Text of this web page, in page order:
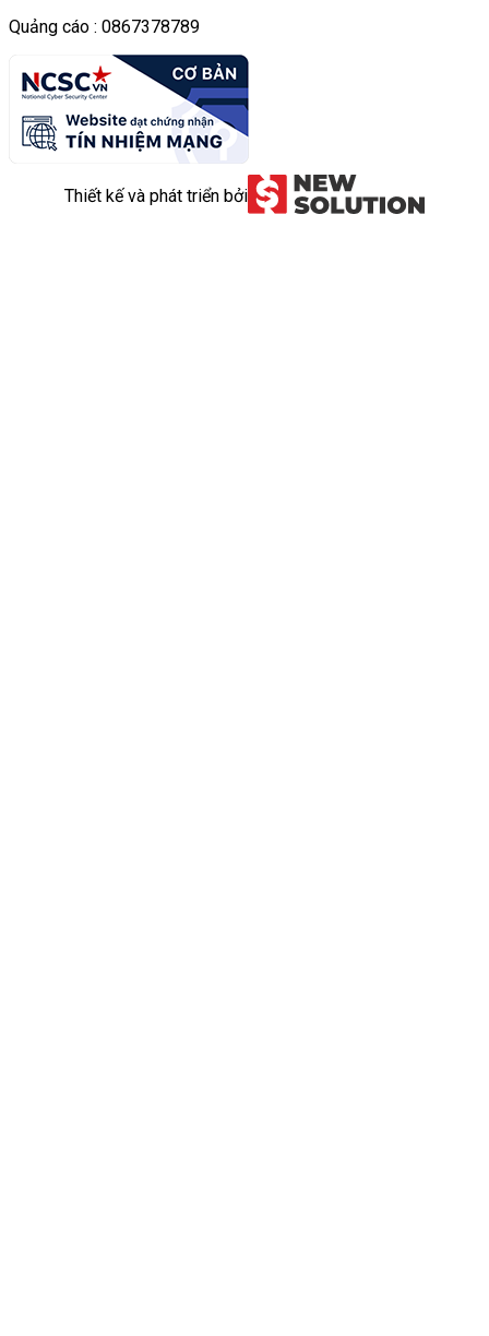
Quảng cáo : 0867378789
Thiết kế và phát triển bởi